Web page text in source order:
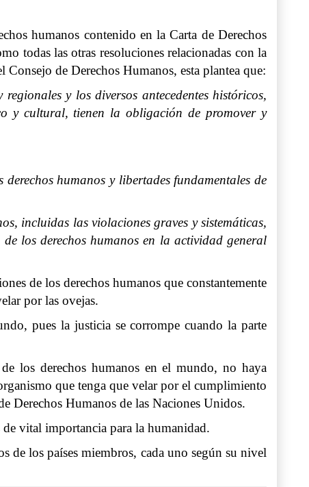
humanos contenido en la Carta de Derechos
todas las otras resoluciones relacionadas con la
de Derechos Humanos, esta plantea que:
y los diversos antecedentes históricos,
y cultural, tienen la obligación de promover y
humanos y libertades fundamentales de
incluidas las violaciones graves y sistemáticas,
los derechos humanos en la actividad general
de los derechos humanos que constantemente
por las ovejas.
pues la justicia se corrompe cuando la parte
los derechos humanos en el mundo, no haya
que tenga que velar por el cumplimiento
Derechos Humanos de las Naciones Unidos.
de vital importancia para la humanidad.
de los países miembros, cada uno según su nivel